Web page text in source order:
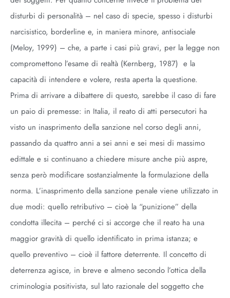
disturbi di personalità – nel caso di specie, spesso i disturbi
narcisistico, borderline e, in maniera minore, antisociale
(Meloy, 1999) – che, a parte i casi più gravi, per la legge non
compromettono l’esame di realtà (Kernberg, 1987) e la
capacità di intendere e volere, resta aperta la questione.
Prima di arrivare a dibattere di questo, sarebbe il caso di fare
un paio di premesse: in Italia, il reato di atti persecutori ha
visto un inasprimento della sanzione nel corso degli anni,
passando da quattro anni a sei anni e sei mesi di massimo
edittale e si continuano a chiedere misure anche più aspre,
senza però modificare sostanzialmente la formulazione della
norma. L’inasprimento della sanzione penale viene utilizzato in
due modi: quello retributivo – cioè la “punizione” della
condotta illecita – perché ci si accorge che il reato ha una
maggior gravità di quello identificato in prima istanza; e
quello preventivo – cioè il fattore deterrente. Il concetto di
deterrenza agisce, in breve e almeno secondo l’ottica della
criminologia positivista, sul lato razionale del soggetto che